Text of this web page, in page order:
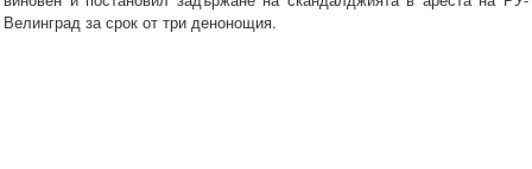
Велинград за срок от три денонощия.